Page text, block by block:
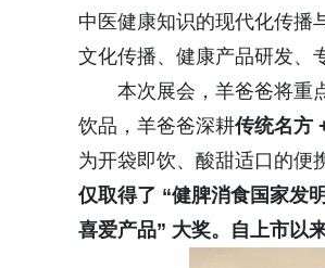
中医健康知识的现代化传播
文化传播、健康产品研发、
本次展会，羊爸爸将重
饮品，羊爸爸深耕传统名方
为开袋即饮、酸甜适口的便
仅取得了 “健脾消食国家发
喜爱产品” 大奖。自上市以